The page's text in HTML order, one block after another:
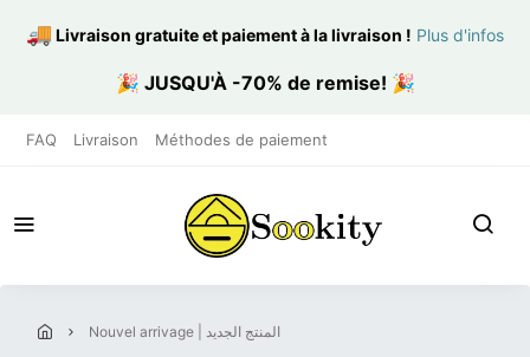
🚚 Livraison gratuite et paiement à la livraison ! Plus d'infos
🎉 JUSQU'À -70% de remise! 🎉
FAQ Livraison Méthodes de paiement
nouvel arrivage | المنتج الجديد